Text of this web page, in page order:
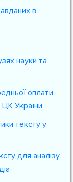
в
науки та
оплати
України
тексту у
для аналізу